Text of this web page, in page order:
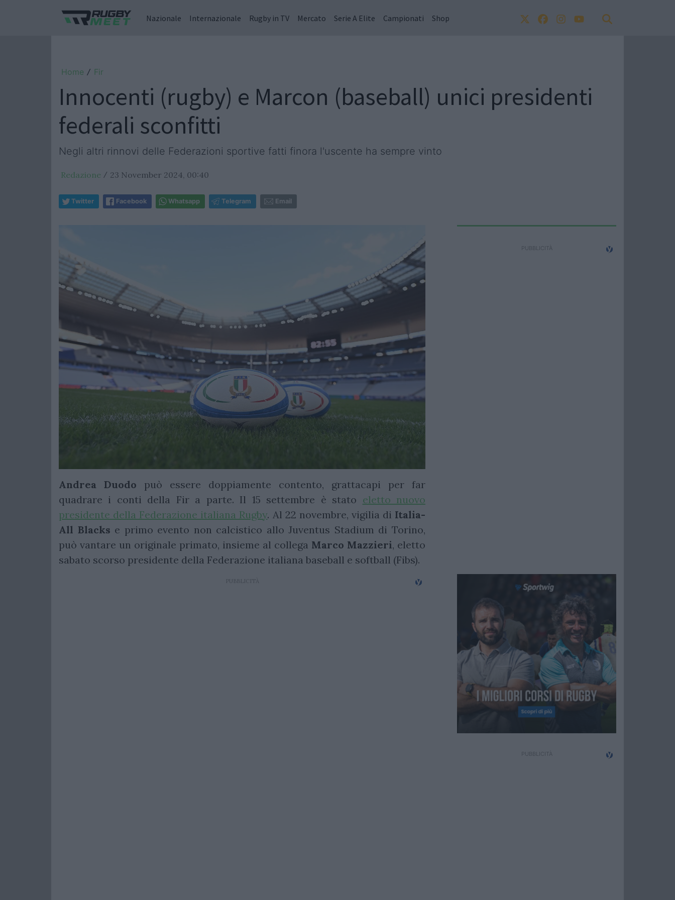
Nazionale Internazionale Rugby in TV Mercato Serie A Elite Campionati Shop
Home / Fir
Innocenti (rugby) e Marcon (baseball) unici presidenti
federali sconfitti
Negli altri rinnovi delle Federazioni sportive fatti finora l'uscente ha sempre vinto
Redazione / 23 November 2024, 00:40
Twitter Facebook Whatsapp Telegram Email
Andrea Duodo può essere doppiamente contento, grattacapi per far
quadrare i conti della Fir a parte. Il 15 settembre è stato eletto nuovo
presidente della Federazione italiana Rugby. Al 22 novembre, vigilia di Italia-
All Blacks e primo evento non calcistico allo Juventus Stadium di Torino,
può vantare un originale primato, insieme al collega Marco Mazzieri, eletto
sabato scorso presidente della Federazione italiana baseball e softball (Fibs).